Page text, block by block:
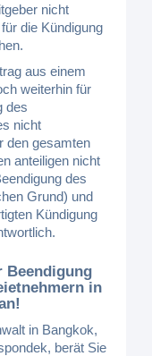
nicht
die Kündigung
aus einem
weiterhin für
des
nicht
den gesamten
anteiligen nicht
des
Grund) und
Kündigung
Beendigung
in
in Bangkok,
berät Sie